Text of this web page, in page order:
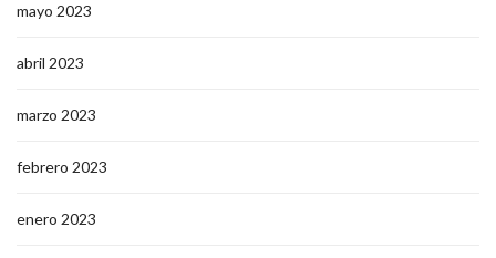
mayo 2023
abril 2023
marzo 2023
febrero 2023
enero 2023